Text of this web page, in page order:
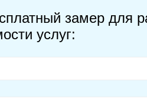
замер для
услуг: